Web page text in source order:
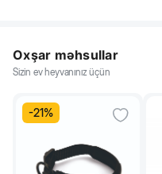
Oxşar məhsullar
Sizin ev heyvanınız üçün
-21%